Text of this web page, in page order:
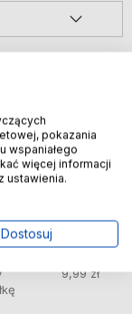
9,99 zł
pokazania
wspaniałego
więcej informacji
ustawienia.
Dostosuj